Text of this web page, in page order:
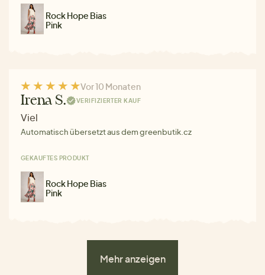
Rock Hope Bias
Pink
Vor 10 Monaten
Irena S. VERIFIZIERTER KAUF
Viel
Automatisch übersetzt aus dem greenbutik.cz
GEKAUFTES PRODUKT
Rock Hope Bias
Pink
Mehr anzeigen